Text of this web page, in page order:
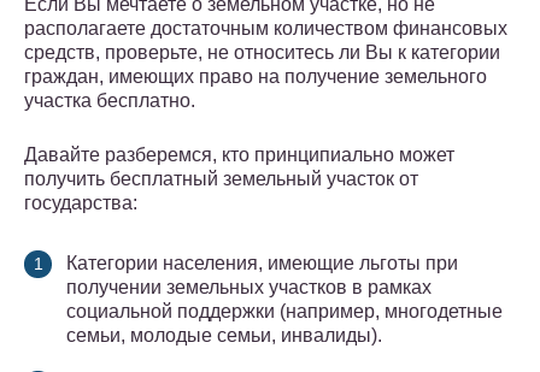
Если Вы мечтаете о земельном участке, но не
располагаете достаточным количеством финансовых
средств, проверьте, не относитесь ли Вы к категории
граждан, имеющих право на получение земельного
участка бесплатно.
Давайте разберемся, кто принципиально может
получить бесплатный земельный участок от
государства:
Категории населения, имеющие льготы при
получении земельных участков в рамках
социальной поддержки (например, многодетные
семьи, молодые семьи, инвалиды).